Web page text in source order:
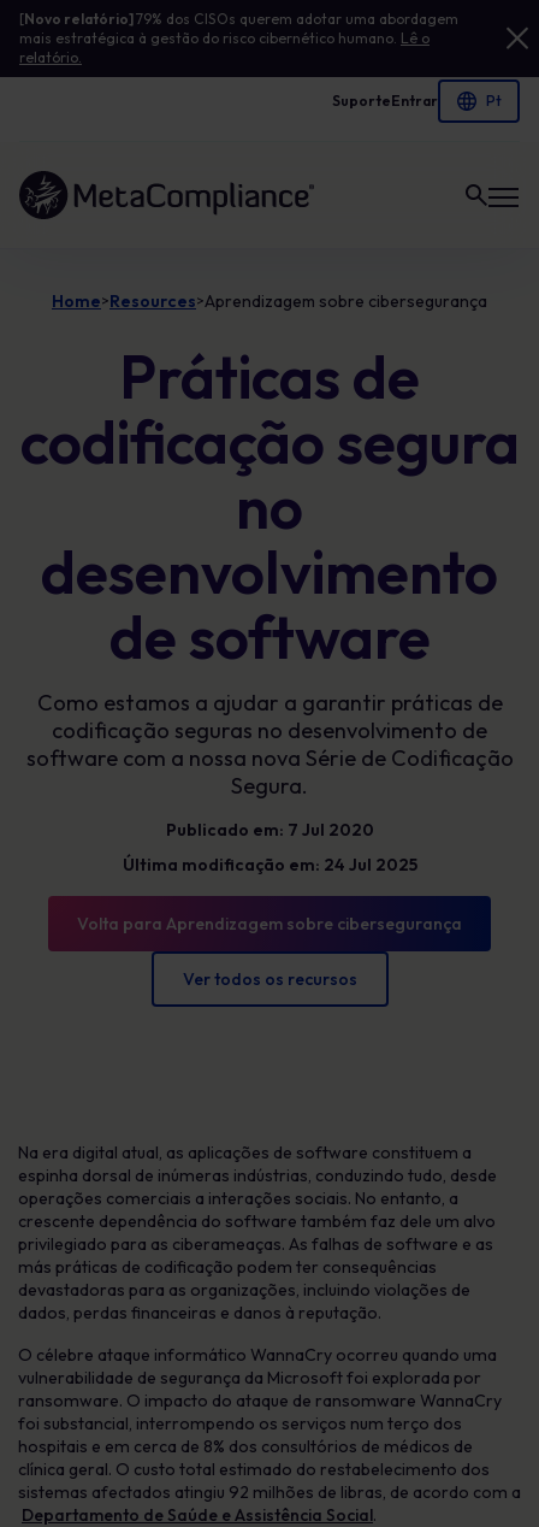
[Novo relatório]79% dos CISOs querem adotar uma abordagem
mais estratégica à gestão do risco cibernético humano. Lê o
relatório.
SuporteEntrar
Ligação à página inicial
Home>Resources>Aprendizagem sobre cibersegurança
Práticas de
codificação segura
no
desenvolvimento
de software
Como estamos a ajudar a garantir práticas de
codificação seguras no desenvolvimento de
software com a nossa nova Série de Codificação
Segura.
Publicado em: 7 Jul 2020
Última modificação em: 24 Jul 2025
Volta para Aprendizagem sobre cibersegurança
Ver todos os recursos
Na era digital atual, as aplicações de software constituem a
espinha dorsal de inúmeras indústrias, conduzindo tudo, desde
operações comerciais a interações sociais. No entanto, a
crescente dependência do software também faz dele um alvo
privilegiado para as ciberameaças. As falhas de software e as
más práticas de codificação podem ter consequências
devastadoras para as organizações, incluindo violações de
dados, perdas financeiras e danos à reputação.
O célebre ataque informático WannaCry ocorreu quando uma
vulnerabilidade de segurança da Microsoft foi explorada por
ransomware. O impacto do ataque de ransomware WannaCry
foi substancial, interrompendo os serviços num terço dos
hospitais e em cerca de 8% dos consultórios de médicos de
clínica geral. O custo total estimado do restabelecimento dos
sistemas afectados atingiu 92 milhões de libras, de acordo com a
Departamento de Saúde e Assistência Social.